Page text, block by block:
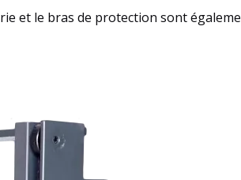
et le bras de protection sont